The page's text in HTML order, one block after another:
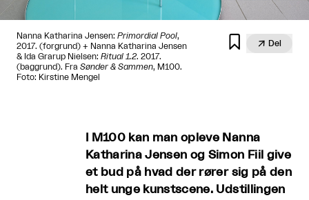
Nanna Katharina Jensen: Primordial Pool,
2017. (forgrund) + Nanna Katharina Jensen
& Ida Grarup Nielsen: Ritual 1.2. 2017.
(baggrund). Fra Sønder & Sammen, M100.
Foto: Kirstine Mengel
  Del
I M100 kan man opleve Nanna
Katharina Jensen og Simon Fiil give
et bud på hvad der rører sig på den
helt unge kunstscene. Udstillingen